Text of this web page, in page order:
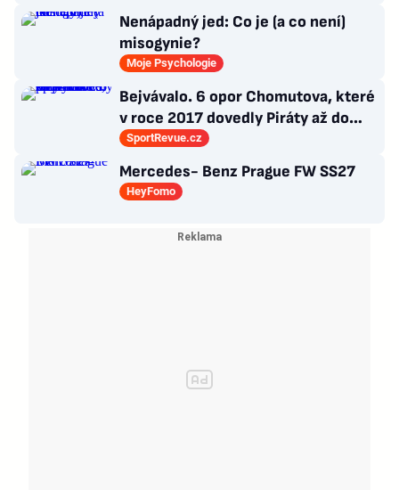
Nenápadný jed: Co je (a co není)
misogynie?
Moje Psychologie
Bejvávalo. 6 opor Chomutova, které
v roce 2017 dovedly Piráty až do
semifinále play-off
SportRevue.cz
Mercedes- Benz Prague FW SS27
HeyFomo